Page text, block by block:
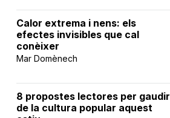
Calor extrema i nens: els
efectes invisibles que cal
conèixer
Mar Domènech
8 propostes lectores per gaudir
de la cultura popular aquest